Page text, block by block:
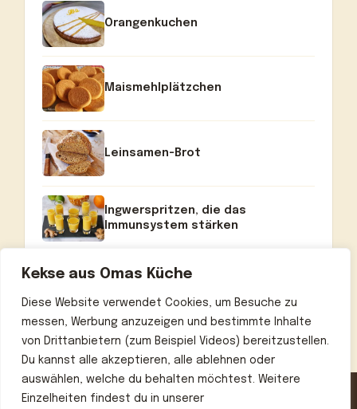
Kekse aus Omas Küche
Diese Website verwendet Cookies, um Besuche zu
messen, Werbung anzuzeigen und bestimmte Inhalte
von Drittanbietern (zum Beispiel Videos) bereitzustellen.
Du kannst alle akzeptieren, alle ablehnen oder
auswählen, welche du behalten möchtest. Weitere
Einzelheiten findest du in unserer
Orangenkuchen
Maismehlplätzchen
Leinsamen-Brot
Ingwerspritzen, die das
Immunsystem stärken